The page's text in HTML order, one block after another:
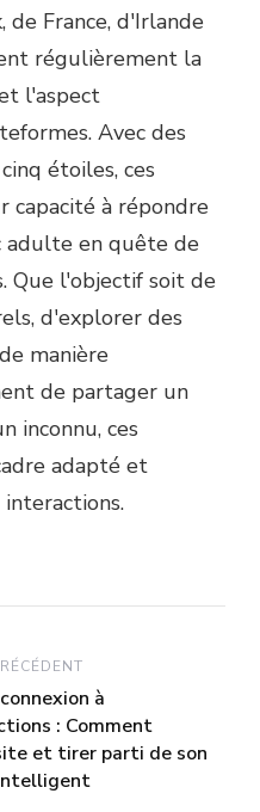
de France, d'Irlande
régulièrement la
l'aspect
Avec des
étoiles, ces
capacité à répondre
en quête de
Que l'objectif soit de
d'explorer des
manière
de partager un
inconnu, ces
adapté et
à
: Comment
et tirer parti de son